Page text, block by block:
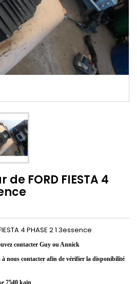
FORD FIESTA 4
4 PHASE 2 1.3essence
contacter Guy ou Annick
à nous contacter afin de vérifier la disponibilité
7540 kain